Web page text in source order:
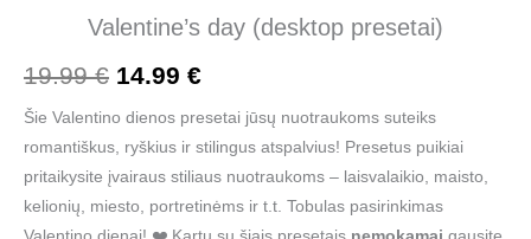
Valentine’s day (desktop presetai)
19.99€ 14.99 €
Šie Valentino dienos presetai jūsų nuotraukoms suteiks
romantiškus, ryškius ir stilingus atspalvius! Presetus puikiai
pritaikysite įvairaus stiliaus nuotraukoms – laisvalaikio, maisto,
kelionių, miesto, portretinėms ir t.t. Tobulas pasirinkimas